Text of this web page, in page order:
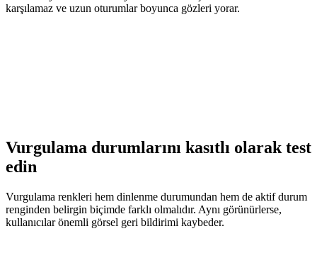
karşılamaz ve uzun oturumlar boyunca gözleri yorar.
Vurgulama durumlarını kasıtlı olarak test
edin
Vurgulama renkleri hem dinlenme durumundan hem de aktif durum
renginden belirgin biçimde farklı olmalıdır. Aynı görünürlerse,
kullanıcılar önemli görsel geri bildirimi kaybeder.